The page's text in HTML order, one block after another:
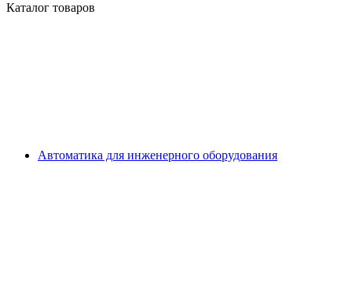
Каталог товаров
Автоматика для инженерного оборудования